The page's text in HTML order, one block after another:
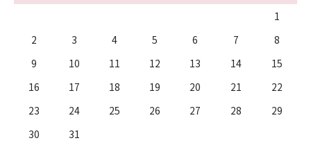
1
2
3 4 5 6 7
8
9
10 11 12 13 14
15
16
17 18 19 20 21
22
23
24 25 26 27 28
29
30
31